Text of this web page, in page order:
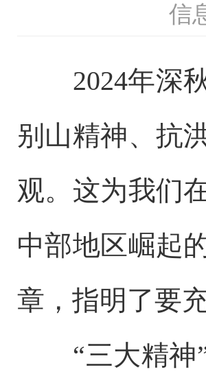
信
2024年深秋
别山精神、抗
观。这为我们
中部地区崛起
章，指明了要
“三大精神”